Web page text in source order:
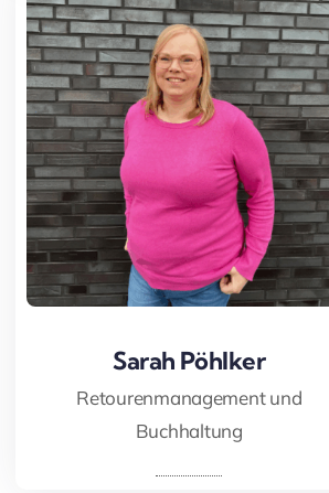
Sarah Pöhlker
Retourenmanagement und
Buchhaltung
Sarah Pöhlker